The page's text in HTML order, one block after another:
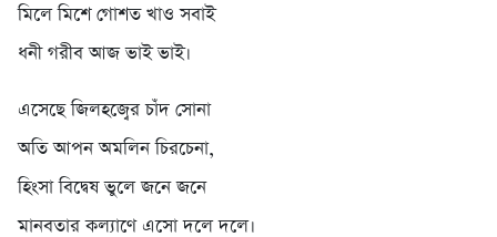
মিলে মিশে গোশত খাও সবাই
ধনী গরীব আজ ভাই ভাই।
এসেছে জিলহজ্বের চাঁদ সোনা
অতি আপন অমলিন চিরচেনা,
হিংসা বিদ্বেষ ভুলে জনে জনে
মানবতার কল্যাণে এসো দলে দলে।